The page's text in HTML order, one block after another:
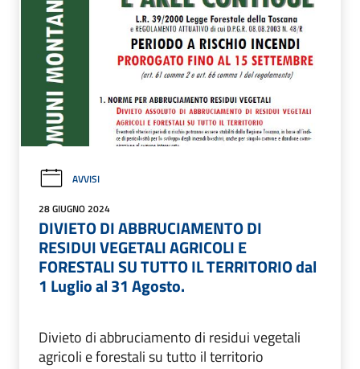
AVVISI
28 GIUGNO 2024
DIVIETO DI ABBRUCIAMENTO DI
RESIDUI VEGETALI AGRICOLI E
FORESTALI SU TUTTO IL TERRITORIO dal
1 Luglio al 31 Agosto.
Divieto di abbruciamento di residui vegetali
agricoli e forestali su tutto il territorio